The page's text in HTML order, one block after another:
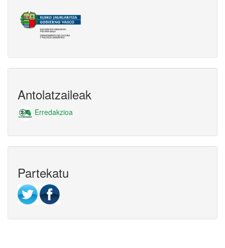
Antolatzaileak
Erredakzioa
Partekatu